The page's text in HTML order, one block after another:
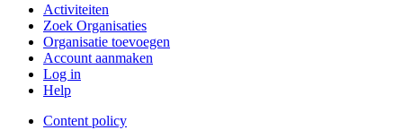
Activiteiten
Zoek Organisaties
Organisatie toevoegen
Account aanmaken
Log in
Help
Content policy